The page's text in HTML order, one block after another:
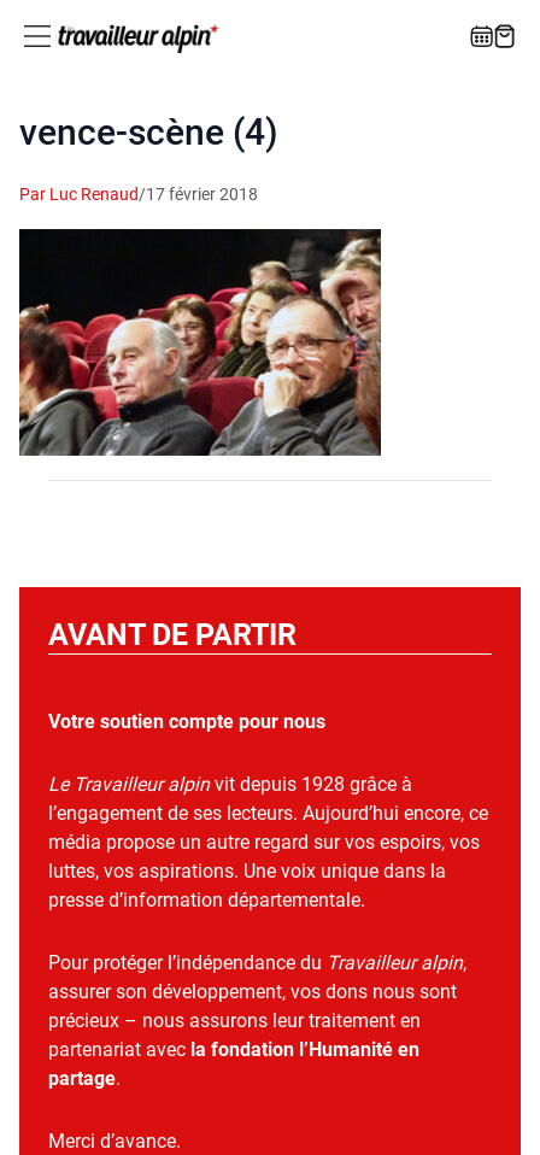
vence-scène (4)
Par Luc Renaud/17 février 2018
AVANT DE PARTIR
Votre soutien compte pour nous
Le Travailleur alpinvit depuis 1928 grâce à
l’engagement de ses lecteurs. Aujourd’hui encore, ce
média propose un autre regard sur vos espoirs, vos
luttes, vos aspirations. Une voix unique dans la
presse d’information départementale.
Pour protéger l’indépendance du Travailleur alpin,
assurer son développement, vos dons nous sont
précieux – nous assurons leur traitement en
partenariat avec la fondation l’Humanité en
partage.
Merci d’avance.